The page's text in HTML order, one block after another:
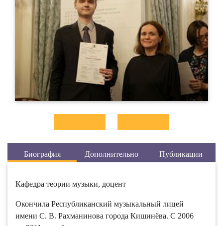
Биография Дополнительно Публикации
Кафедра теории музыки, доцент
Окончила Республиканский музыкальный лицей
имени С. В. Рахманинова города Кишинёва. C 2006